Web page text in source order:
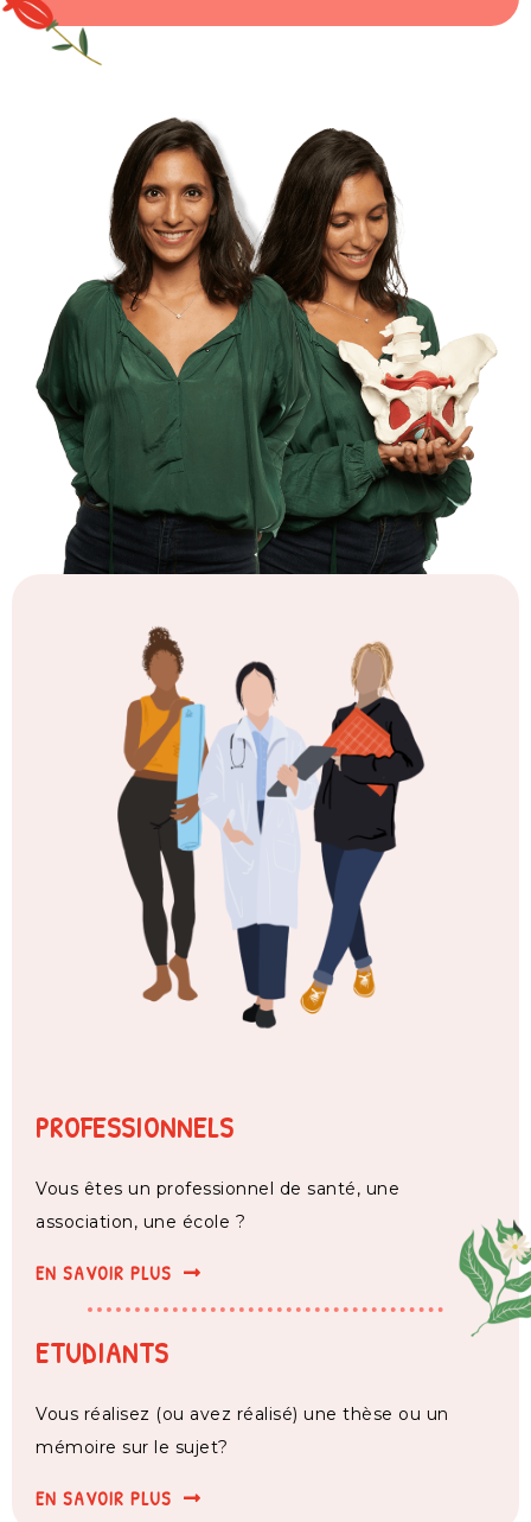
PROFESSIONNELS
Vous êtes un professionnel de santé, une
association, une école ?
EN SAVOIR PLUS
ETUDIANTS
Vous réalisez (ou avez réalisé) une thèse ou un
mémoire sur le sujet?
EN SAVOIR PLUS